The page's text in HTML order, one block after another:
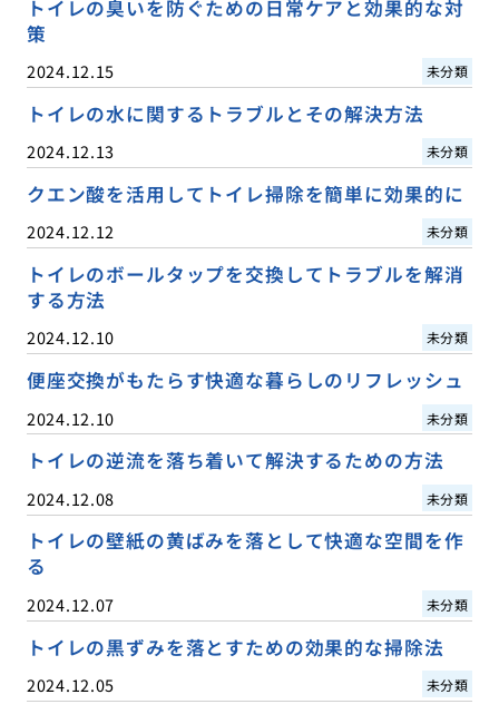
トイレの臭いを防ぐための日常ケアと効果的な対
策
2024.12.15 未分類
トイレの水に関するトラブルとその解決方法
2024.12.13 未分類
クエン酸を活用してトイレ掃除を簡単に効果的に
2024.12.12 未分類
トイレのボールタップを交換してトラブルを解消
する方法
2024.12.10 未分類
便座交換がもたらす快適な暮らしのリフレッシュ
2024.12.10 未分類
トイレの逆流を落ち着いて解決するための方法
2024.12.08 未分類
トイレの壁紙の黄ばみを落として快適な空間を作
る
2024.12.07 未分類
トイレの黒ずみを落とすための効果的な掃除法
2024.12.05 未分類